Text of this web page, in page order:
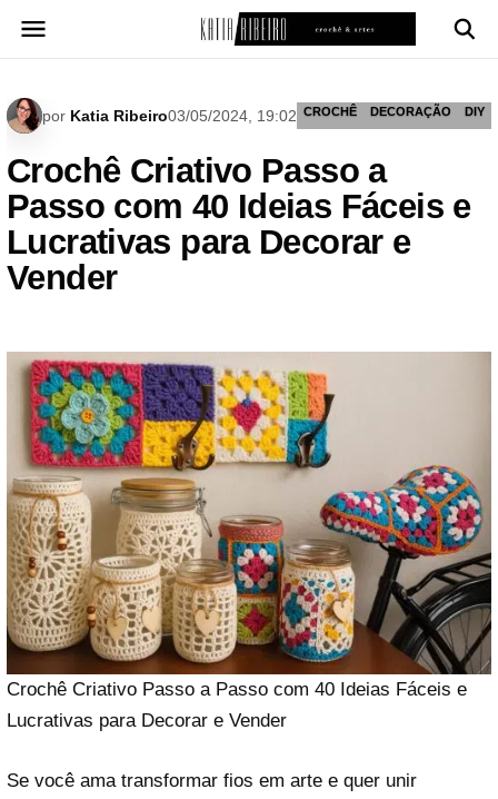
para
por Katia Ribeiro03/05/2024, 19:02 CROCHÊ DECORAÇÃO DIY
Crochê Criativo Passo a
Passo com 40 Ideias Fáceis e
Lucrativas para Decorar e
Vender
Crochê Criativo Passo a Passo com 40 Ideias Fáceis e
Lucrativas para Decorar e Vender
Se você ama transformar fios em arte e quer unir